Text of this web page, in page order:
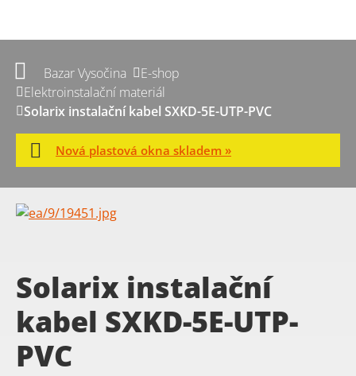
Bazar Vysočina
E-shop
Elektroinstalační materiál
Solarix instalační kabel SXKD-5E-UTP-PVC
Nová plastová okna skladem »
Solarix instalační
kabel SXKD-5E-UTP-
PVC